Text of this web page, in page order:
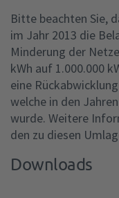
Bitte beachten Sie,
im Jahr 2013 die
Minderung der
kWh auf 1.000.000
eine
welche in den
wurde. Weitere
den zu diesen
Downloads